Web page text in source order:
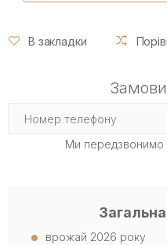
В закладки
Ми передзвонимо
врожай 2026 року